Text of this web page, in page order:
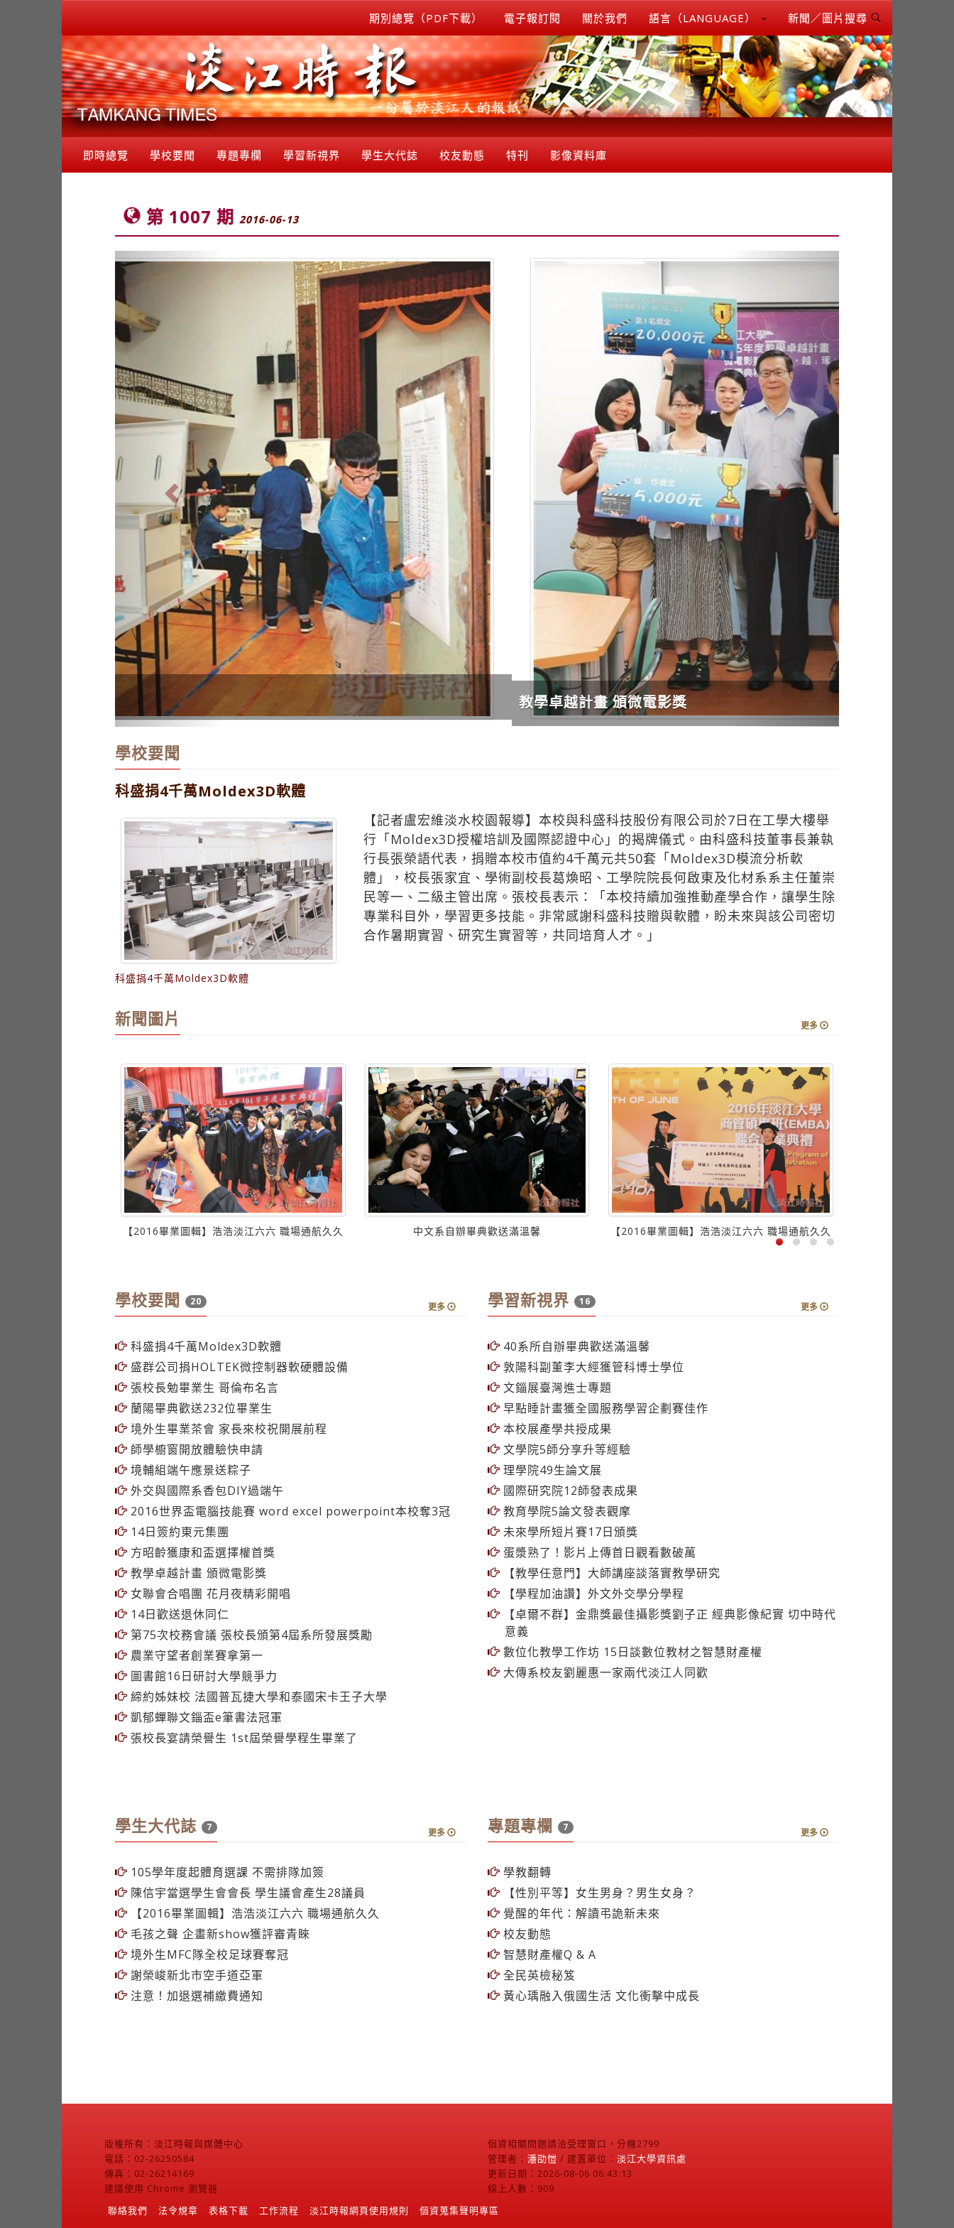
期別總覽（PDF下載） 電子報訂閱 關於我們 語言（LANGUAGE） 新聞／圖片搜尋
即時總覽 學校要聞 專題專欄 學習新視界 學生大代誌 校友動態 特刊 影像資料庫
第 1007 期 2016-06-13
教學卓越計畫 頒微電影獎
Previous Next
學校要聞
科盛捐4千萬Moldex3D軟體
科盛捐4千萬Moldex3D軟體
【記者盧宏維淡水校園報導】本校與科盛科技股份有限公司於7日在工學大樓舉
行「Moldex3D授權培訓及國際認證中心」的揭牌儀式。由科盛科技董事長兼執
行長張榮語代表，捐贈本校市值約4千萬元共50套「Moldex3D模流分析軟
體」，校長張家宜、學術副校長葛煥昭、工學院院長何啟東及化材系系主任董崇
民等一、二級主管出席。張校長表示：「本校持續加強推動產學合作，讓學生除
專業科目外，學習更多技能。非常感謝科盛科技贈與軟體，盼未來與該公司密切
合作暑期實習、研究生實習等，共同培育人才。」
新聞圖片 更多
【2016畢業圖輯】浩浩淡江六六 職場通航久久 中文系自辦畢典歡送滿溫馨 【2016畢業圖輯】浩浩淡江六六 職場通航久久
學校要聞 20 更多
科盛捐4千萬Moldex3D軟體
盛群公司捐HOLTEK微控制器軟硬體設備
張校長勉畢業生 哥倫布名言
蘭陽畢典歡送232位畢業生
境外生畢業茶會 家長來校祝開展前程
師學櫥窗開放體驗快申請
境輔組端午應景送粽子
外交與國際系香包DIY過端午
2016世界盃電腦技能賽 word excel powerpoint本校奪3冠
14日簽約東元集團
方昭齡獲康和盃選擇權首獎
教學卓越計畫 頒微電影獎
女聯會合唱團 花月夜精彩開唱
14日歡送退休同仁
第75次校務會議 張校長頒第4屆系所發展獎勵
農業守望者創業賽拿第一
圖書館16日研討大學競爭力
締約姊妹校 法國普瓦捷大學和泰國宋卡王子大學
凱郁蟬聯文錙盃e筆書法冠軍
張校長宴請榮譽生 1st屆榮譽學程生畢業了
學習新視界 16 更多
40系所自辦畢典歡送滿溫馨
敦陽科副董李大經獲管科博士學位
文錙展臺灣進士專題
早點睡計畫獲全國服務學習企劃賽佳作
本校展產學共授成果
文學院5師分享升等經驗
理學院49生論文展
國際研究院12師發表成果
教育學院5論文發表觀摩
未來學所短片賽17日頒獎
蛋漿熟了！影片上傳首日觀看數破萬
【教學任意門】大師講座談落實教學研究
【學程加油讚】外文外交學分學程
【卓爾不群】金鼎獎最佳攝影獎劉子正 經典影像紀實 切中時代
意義
數位化教學工作坊 15日談數位教材之智慧財產權
大傳系校友劉麗惠一家兩代淡江人同歡
學生大代誌 7 更多
105學年度起體育選課 不需排隊加簽
陳信宇當選學生會會長 學生議會產生28議員
【2016畢業圖輯】浩浩淡江六六 職場通航久久
毛孩之聲 企畫新show獲評審青睞
境外生MFC隊全校足球賽奪冠
謝榮峻新北市空手道亞軍
注意！加退選補繳費通知
專題專欄 7 更多
學教翻轉
【性別平等】女生男身？男生女身？
覺醒的年代：解讀弔詭新未來
校友動態
智慧財產權Q & A
全民英檢秘笈
黃心瑀融入俄國生活 文化衝擊中成長
版權所有：淡江時報與媒體中心
電話：02-26250584
傳真：02-26214169
建議使用 Chrome 瀏覽器
個資相關問題請洽受理窗口，分機2799
管理者： 潘劭愷 / 建置單位： 淡江大學資訊處
更新日期：2026-08-06 06:43:13
線上人數：909
聯絡我們
法令規章 表格下載 工作流程 淡江時報網頁使用規則 個資蒐集聲明專區